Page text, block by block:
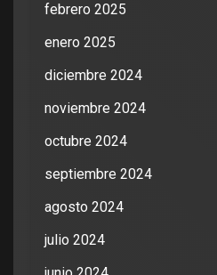
febrero 2025
enero 2025
diciembre 2024
noviembre 2024
octubre 2024
septiembre 2024
agosto 2024
julio 2024